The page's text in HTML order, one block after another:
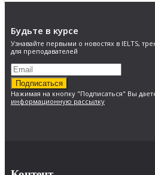
Будьте в курсе
Узнавайте первыми о новостях в IELTS,
для преподавателей
Подписаться
Нажимая на кнопку "Подписаться" Вы
информационную рассылку